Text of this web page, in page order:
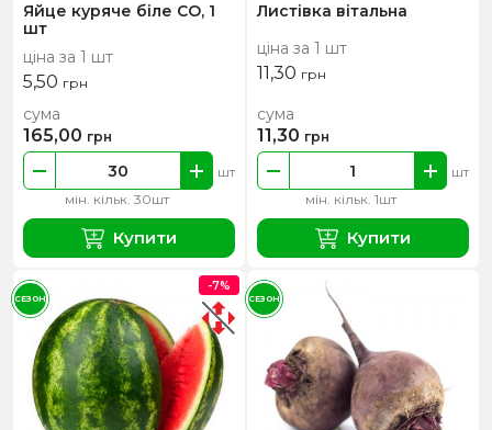
Яйце куряче біле СО, 1
шт
ціна за 1 шт
5,50 грн
мін. кільк. 30шт
шт
сума
165,00 грн
Купити
Листівка вітальна
ціна за 1 шт
11,30 грн
мін. кільк. 1шт
шт
сума
11,30 грн
Купити
-7%
СЕЗОН СЕЗОН